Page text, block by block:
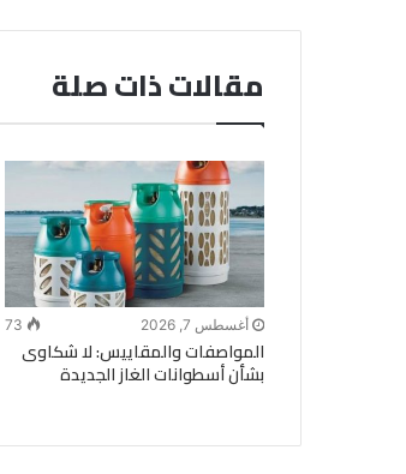
مقالات ذات صلة
أغسطس 7, 2026 73
المواصفات والمقاييس: لا شكاوى
بشأن أسطوانات الغاز الجديدة